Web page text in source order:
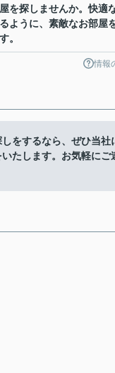
を探しませんか。快適
ように、素敵なお部屋
。
情報
をするなら、ぜひ当社
たします。お気軽にご